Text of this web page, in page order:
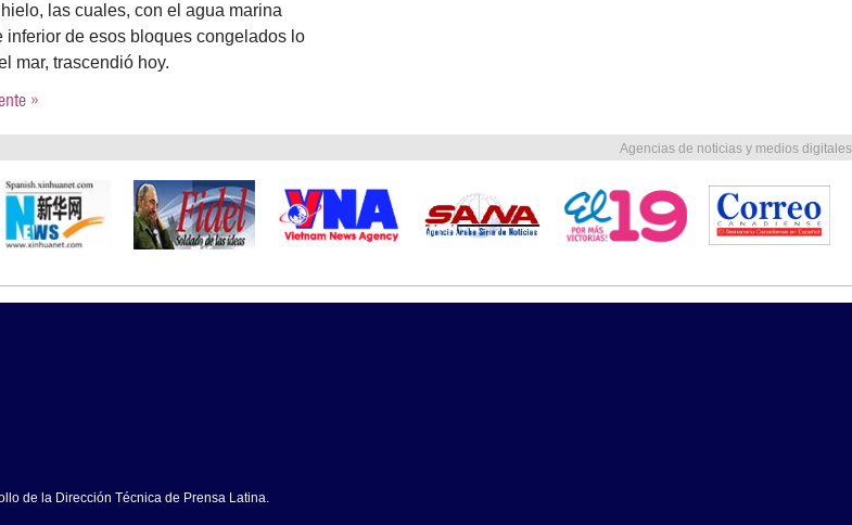
las cuales, con el agua marina
de esos bloques congelados lo
mar, trascendió hoy.
»
Agencias de noticias y medios digitales
de la Dirección Técnica de Prensa Latina.